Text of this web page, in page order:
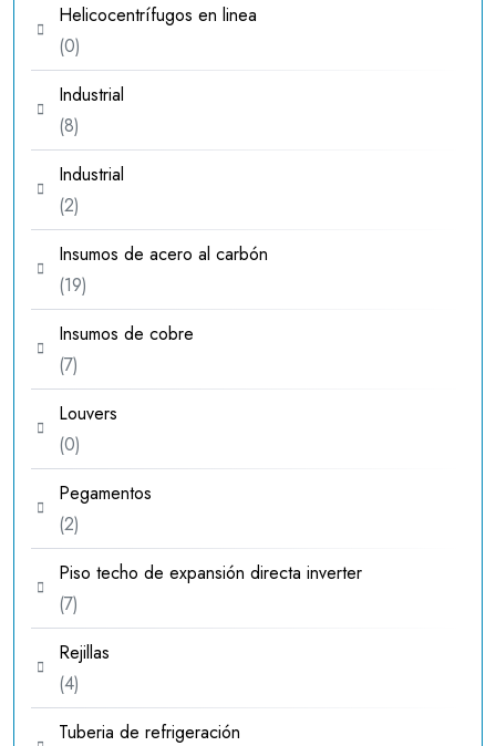
Helicocentrífugos en linea
00
productos
Industrial
88
productos
Industrial
22
productos
Insumos de acero al carbón
1919
productos
Insumos de cobre
77
productos
Louvers
00
productos
Pegamentos
22
productos
Piso techo de expansión directa inverter
77
productos
Rejillas
44
productos
Tuberia de refrigeración